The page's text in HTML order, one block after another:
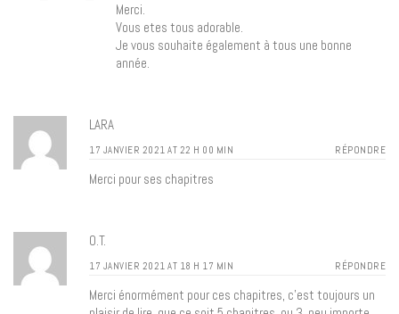
Merci.
Vous etes tous adorable.
Je vous souhaite également à tous une bonne
année.
LARA
17 JANVIER 2021 AT 22 H 00 MIN RÉPONDRE
Merci pour ses chapitres
O.T.
17 JANVIER 2021 AT 18 H 17 MIN RÉPONDRE
Merci énormément pour ces chapitres, c’est toujours un